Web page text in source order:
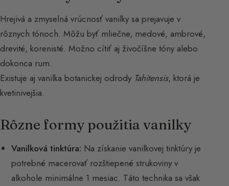
Hrejivá a zmyselná vrúcnosť vanilky sa prejavuje v
rôznych tónoch. Môžu byť mliečne, medové, ambrové,
drevité, korenisté. Možno cítiť aj živočíšne tóny alebo
dokonca rum.
Existuje aj vanilka botanickej odrody Tahitensis, ktorá je
kvetinivejšia.
Rôzne formy použitia vanilky
Vanilková tinktúra: Na získanie vanilkovej tinktúry je
potrebné macerovať rozštiepené strukoviny v
alkohole minimálne 1 mesiac. Táto technika sa však